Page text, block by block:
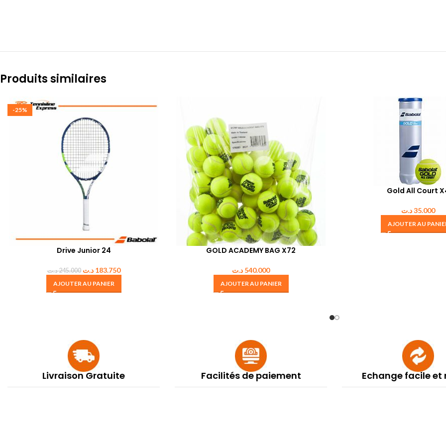
Produits similaires
-25%
Drive Junior 24
245.000د.ت 183.750 د.ت
AJOUTER AU PANIER
GOLD ACADEMY BAG X72
540.000 د.ت
AJOUTER AU PANIER
Gold All Court
35.000د.ت
AJOUTER AU
Livraison Gratuite Facilités de paiement Echange facile et